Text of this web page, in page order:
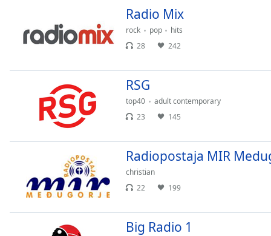
selected
Subtitles
subtitles
settings
dialog
subtitles
off,
Picture-
Radio Mix
rock pop
hits
28
242
RSG
top40
adult contemporary
23
145
Radiopostaja MIR
christian
22
199
Big Radio 1